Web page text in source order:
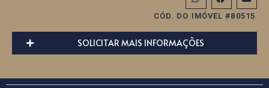
CÓD. DO IMÓVEL #80515
SOLICITAR MAIS INFORMAÇÕES